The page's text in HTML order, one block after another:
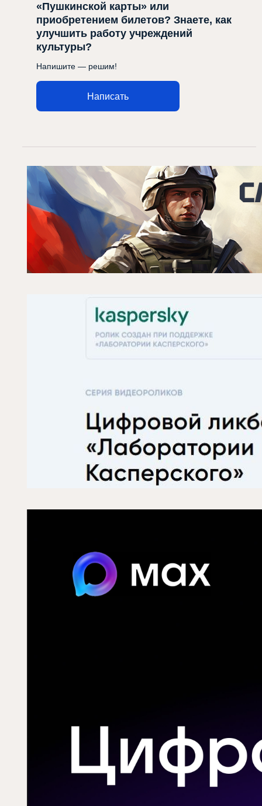
«Пушкинской карты» или
приобретением билетов? Знаете, как
улучшить работу учреждений
культуры?
Напишите — решим!
Написать